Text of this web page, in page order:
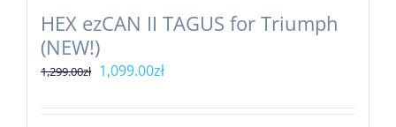
HEX ezCAN II TAGUS for Triumph
(NEW!)
1,299.00zł Pierwotna
1,099.00złAktualna